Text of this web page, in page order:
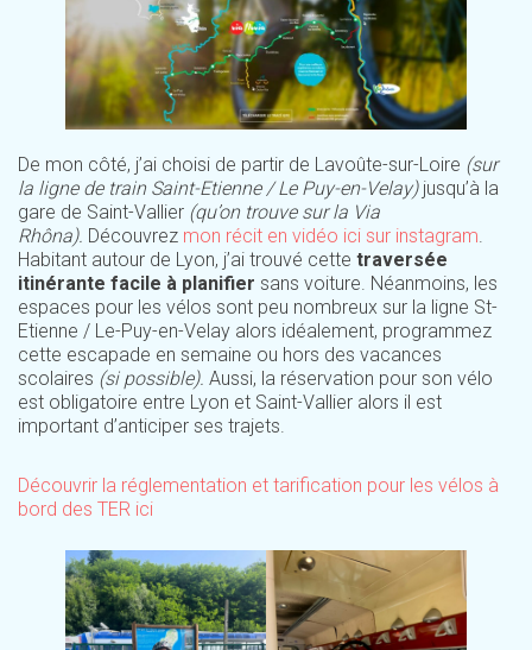
De mon côté, j’ai choisi de partir de Lavoûte-sur-Loire (sur
la ligne de train Saint-Etienne / Le Puy-en-Velay)jusqu’à la
gare de Saint-Vallier (qu’on trouve sur la Via
Rhôna). Découvrez mon récit en vidéo ici sur instagram.
Habitant autour de Lyon, j’ai trouvé cette traversée
itinérante facile à planifier sans voiture. Néanmoins, les
espaces pour les vélos sont peu nombreux sur la ligne St-
Etienne / Le-Puy-en-Velay alors idéalement, programmez
cette escapade en semaine ou hors des vacances
scolaires (si possible). Aussi, la réservation pour son vélo
est obligatoire entre Lyon et Saint-Vallier alors il est
important d’anticiper ses trajets.
Découvrir la réglementation et tarification pour les vélos à
bord des TER ici